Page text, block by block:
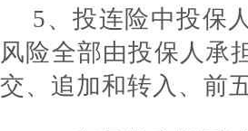
5、投连险中投保
风险全部由投保人承
交、追加和转入、前